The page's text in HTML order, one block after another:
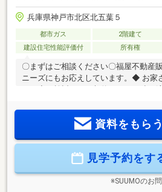
兵庫県神戸市北区北五葉５
都市ガス 2階建て
建設住宅性能評価付
所有権
〇まずはご相談ください〇福屋不動産
ニーズにもお応えしています。◆ お家
い◆収入や家賃から予算やローン金額
します。物件購入の際に不安となる諸
の方もお気軽にお問合せください♪
資料をもら
見学予約をす
※SUUMOのお